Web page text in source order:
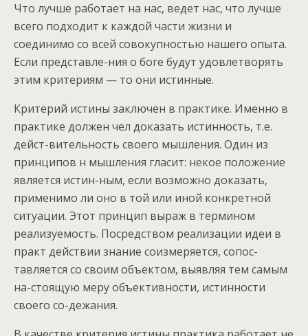
Что лучше работает на нас, ведет нас, что лучше
всего подходит к каждой части жизни и
соединимо со всей совокупностью нашего опыта.
Если представле-ния о боге будут удовлетворять
этим критериям — то они истинные.
Критерий истины заключен в практике. Именно в
практике должен чел доказать истинность, т.е.
дейст-вительность своего мышления. Один из
принципов н мышления гласит: некое положение
является истин-ным, если возможно доказать,
применимо ли оно в той или иной конкретной
ситуации. Этот принцип выраж в термином
реализуемость. Посредством реализации идеи в
практ действии знание соизмеряется, сопос-
тавляется со своим объектом, выявляя тем самым
на-стоящую меру объективности, истинности
своего со-дежания.